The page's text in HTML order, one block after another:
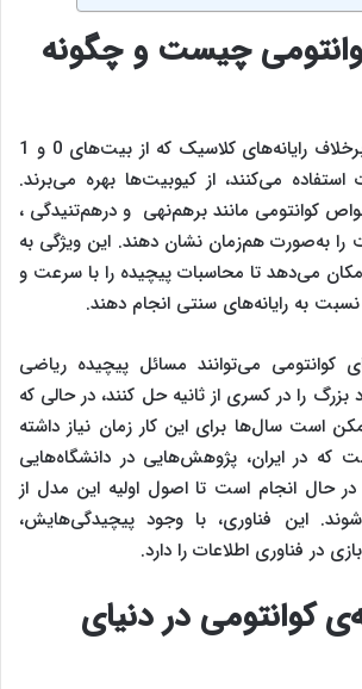
چیست و چگونه
این مدل از رایانه‌ها، برخلاف رایانه‌های کلاسیک که از بیت‌های 0 و 1
استفاده می‌کنند، از کیوبیت‌ها بهره می‌برند.
کوانتومی مانند برهم‌نهی و درهم‌تنیدگی ،
را به‌صورت هم‌زمان نشان دهند. این ویژگی به
امکان می‌دهد تا محاسبات پیچیده را با سرعت و
به رایانه‌های سنتی انجام دهند.
کوانتومی می‌توانند مسائل پیچیده ریاضی
بزرگ را در کسری از ثانیه حل کنند، در حالی که
است سال‌ها برای این کار زمان نیاز داشته
که در ایران، پژوهش‌هایی در دانشگاه‌هایی
حال انجام است تا اصول اولیه این مدل از
شوند. این فناوری، با وجود پیچیدگی‌هایش،
در فناوری اطلاعات را دارد.
کوانتومی در دنیای